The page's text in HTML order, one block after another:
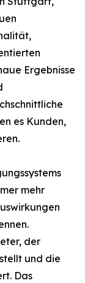
Ergebnisse
es Kunden,
mehr
der
und die
Das